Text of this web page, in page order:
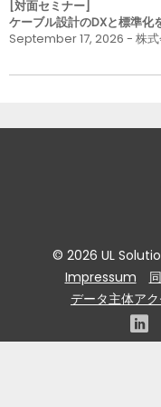
[対面セミナー]
ケーブル設計のDXと標準
September 17, 2026 - 株
© 2026 UL
Impressum
データ主体ア